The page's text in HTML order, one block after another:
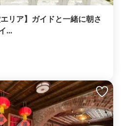
リア】ガイドと一緒に朝さ
...